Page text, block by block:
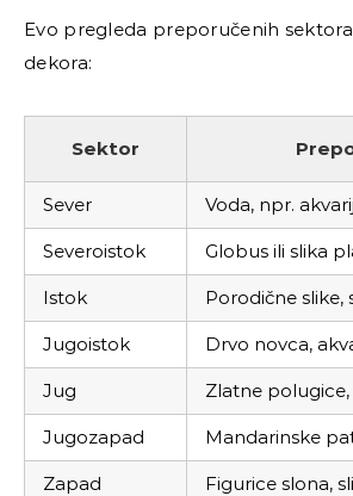
Evo pregleda preporučenih
dekora:
Sektor
Sever Voda, npr.
Severoistok Globus ili slika
Istok Porodične slike,
Jugoistok Drvo novca,
Jug Zlatne polugice,
Jugozapad Mandarinske
Zapad Figurice slona,